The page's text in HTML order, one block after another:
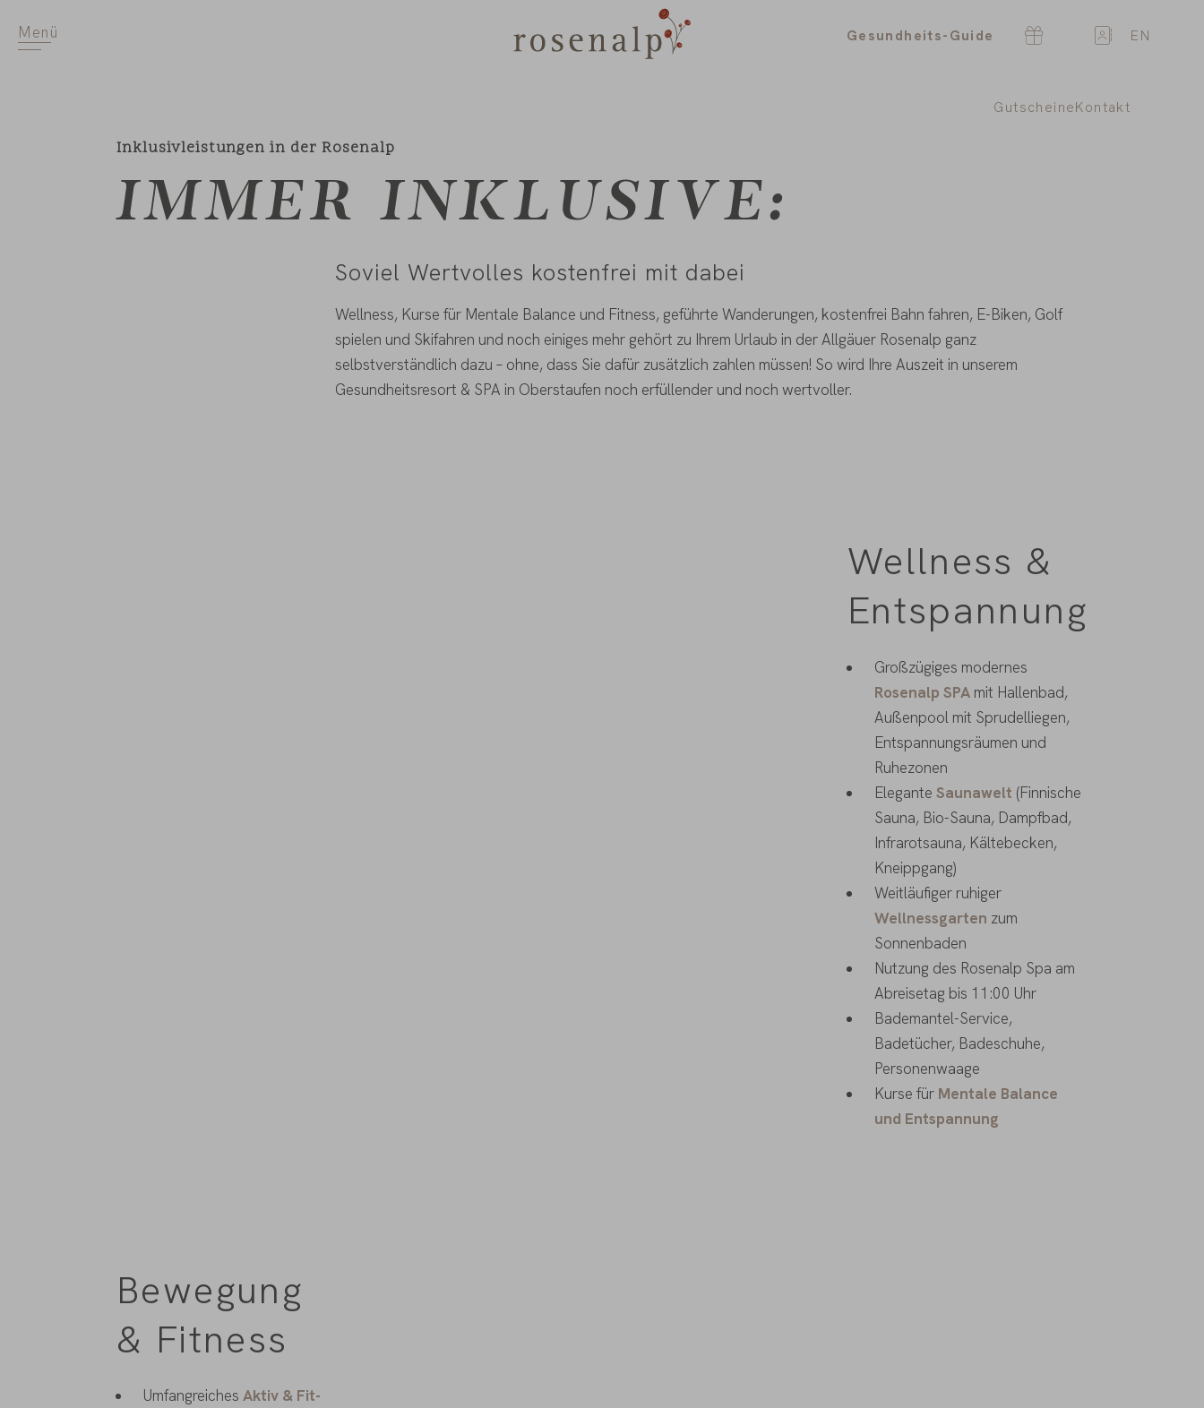
Menü
Gutscheine
Gesundheits-Guide
Kontakt
EN
Inklusivleistungen in der Rosenalp
IMMER INKLUSIVE:
Soviel Wertvolles kostenfrei mit dabei
Wellness, Kurse für Mentale Balance und Fitness, geführte Wanderungen, kostenfrei Bahn fahren, E-Biken, Golf
spielen und Skifahren und noch einiges mehr gehört zu Ihrem Urlaub in der Allgäuer Rosenalp ganz
selbstverständlich dazu – ohne, dass Sie dafür zusätzlich zahlen müssen! So wird Ihre Auszeit in unserem
Gesundheitsresort & SPA in Oberstaufen noch erfüllender und noch wertvoller.
Wellness &
Entspannung
Großzügiges modernes
Rosenalp SPAmit Hallenbad,
Außenpool mit Sprudelliegen,
Entspannungsräumen und
Ruhezonen
Elegante Saunawelt (Finnische
Sauna, Bio-Sauna, Dampfbad,
Infrarotsauna, Kältebecken,
Kneippgang)
Weitläufiger ruhiger
Wellnessgarten zum
Sonnenbaden
Nutzung des Rosenalp Spa am
Abreisetag bis 11:00 Uhr
Bademantel-Service,
Badetücher, Badeschuhe,
Personenwaage
Kurse für Mentale Balance
und Entspannung
Bewegung
& Fitness
Umfangreiches Aktiv & Fit-